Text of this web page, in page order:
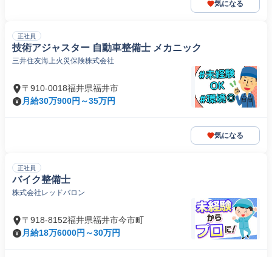
気になる
正社員
技術アジャスター 自動車整備士 メカニック
三井住友海上火災保険株式会社
〒910-0018福井県福井市
月給30万900円～35万円
気になる
正社員
バイク整備士
株式会社レッドバロン
〒918-8152福井県福井市今市町
月給18万6000円～30万円